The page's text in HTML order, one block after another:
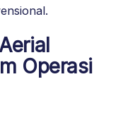
Operasi